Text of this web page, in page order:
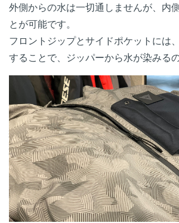
外側からの水は一切通しませんが、内
とが可能です。
フロントジップとサイドポケットには
することで、ジッパーから水が染みる